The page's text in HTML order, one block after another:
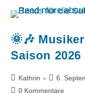
🌞🎶
Saison
Kathrin 6.
0 Kommentare